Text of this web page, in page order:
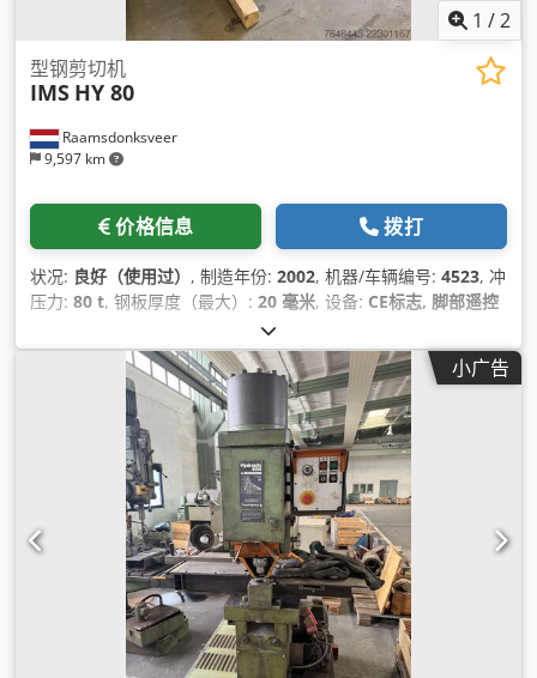
1 /2
Raamsdonksveer
9,597 km
型钢剪切机
IMS HY 80
价格信息 拨打
状况: 良好（使用过） , 制造年份: 2002, 机器/车辆编号: 4523, 冲
压力: 80 t, 钢板厚度（最大）: 20 毫米, 设备: CE标志, 脚部遥控
小广告